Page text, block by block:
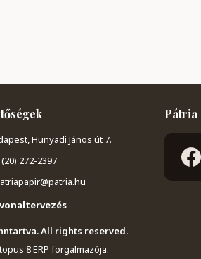
Hunyadi János út 7.
272-2397
Pátria
All rights reserved.
8 ERP forgalmazója.